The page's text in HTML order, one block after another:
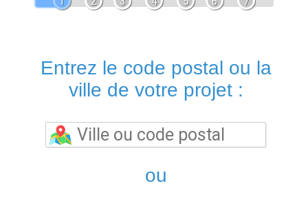
Entrez le code postal ou la
ville de votre projet :
ou